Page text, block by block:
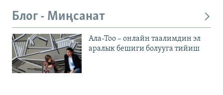
Блог - Миңсанат
Ала-Тоо – онлайн таалимдин эл
аралык бешиги болууга тийиш